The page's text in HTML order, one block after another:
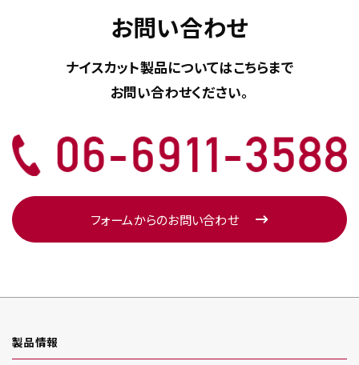
お問い合わせ
ナイスカット製品についてはこちらまで
お問い合わせください。
フォームからのお問い合わせ
製品情報